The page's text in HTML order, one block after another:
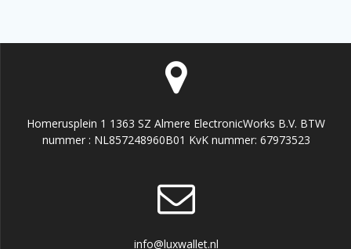
Homerusplein 1 1363 SZ Almere ElectronicWorks B.V. BTW
nummer : NL857248960B01 KvK nummer: 67973523
info@luxwallet.nl